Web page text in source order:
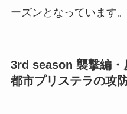
ーズンとなっています。
3rd season 襲撃編・
都市プリステラの攻